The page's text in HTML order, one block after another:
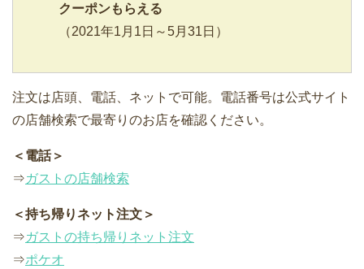
クーポンもらえる
（2021年1月1日～5月31日）
注文は店頭、電話、ネットで可能。電話番号は公式サイト
の店舗検索で最寄りのお店を確認ください。
＜電話＞
⇒ガストの店舗検索
＜持ち帰りネット注文＞
⇒ガストの持ち帰りネット注文
⇒ポケオ